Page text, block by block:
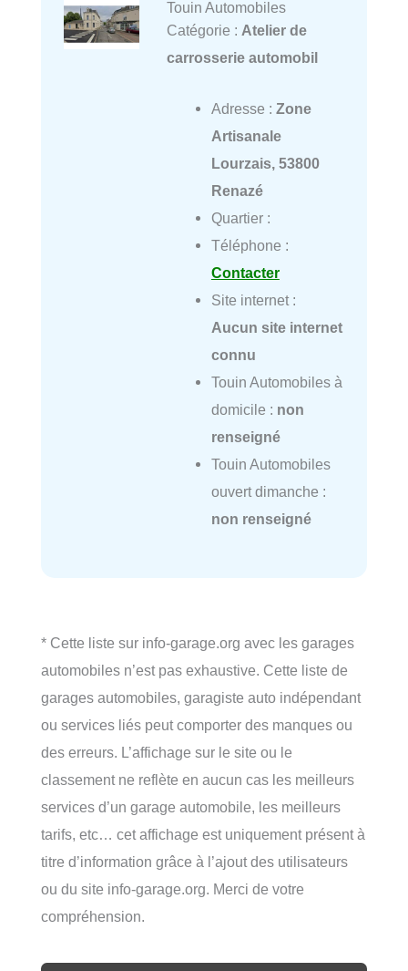
Touin Automobiles
Catégorie : Atelier de
carrosserie automobil
Adresse : Zone
Artisanale
Lourzais, 53800
Renazé
Quartier :
Téléphone :
Contacter
Site internet :
Aucun site internet
connu
Touin Automobiles à
domicile : non
renseigné
Touin Automobiles
ouvert dimanche :
non renseigné
* Cette liste sur info-garage.org avec les garages
automobiles n’est pas exhaustive. Cette liste de
garages automobiles, garagiste auto indépendant
ou services liés peut comporter des manques ou
des erreurs. L’affichage sur le site ou le
classement ne reflète en aucun cas les meilleurs
services d’un garage automobile, les meilleurs
tarifs, etc… cet affichage est uniquement présent à
titre d’information grâce à l’ajout des utilisateurs
ou du site info-garage.org. Merci de votre
compréhension.